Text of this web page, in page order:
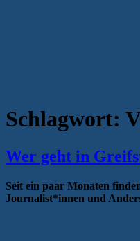
Schlagwort:
Wer geht in
Seit ein paar Monaten
Journalist*innen und